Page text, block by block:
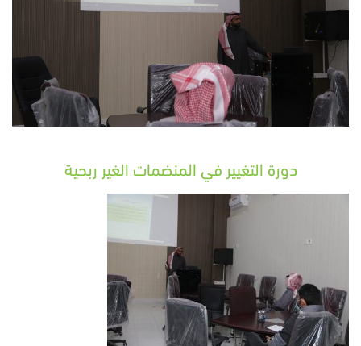
دورة التغيير في المنضمات الغير ربحية